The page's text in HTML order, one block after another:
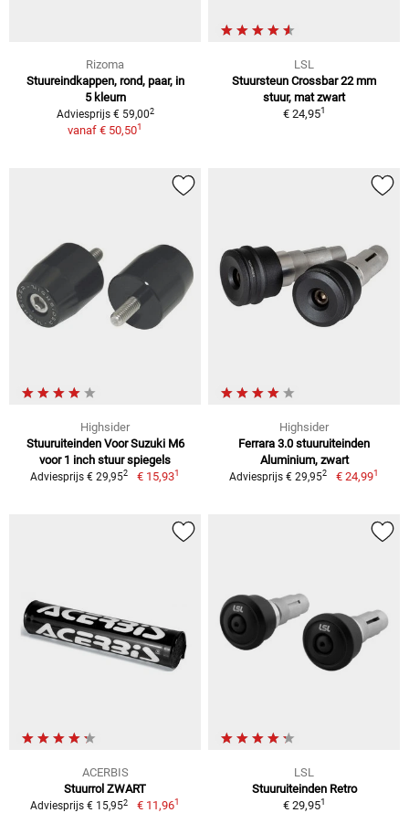
Rizoma
Stuureindkappen, rond, paar, in
5 kleurn
Adviesprijs € 59,002
vanaf € 50,501
LSL
Stuursteun Crossbar 22 mm
stuur, mat zwart
€ 24,951
Highsider
Stuuruiteinden Voor Suzuki M6
voor 1 inch stuur spiegels
Adviesprijs € 29,952 € 15,931
Highsider
Ferrara 3.0 stuuruiteinden
Aluminium, zwart
Adviesprijs € 29,952 € 24,991
ACERBIS
Stuurrol ZWART
Adviesprijs € 15,952 € 11,961
LSL
Stuuruiteinden Retro
€ 29,951